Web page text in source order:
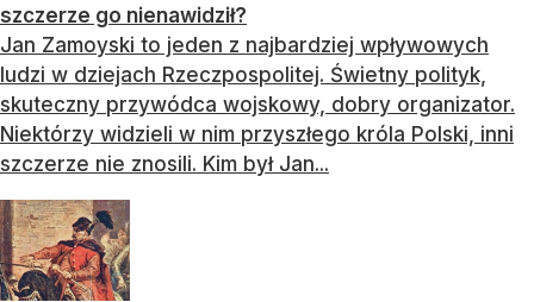
szczerze go nienawidził?
Jan Zamoyski to jeden z najbardziej wpływowych
ludzi w dziejach Rzeczpospolitej. Świetny polityk,
skuteczny przywódca wojskowy, dobry organizator.
Niektórzy widzieli w nim przyszłego króla Polski, inni
szczerze nie znosili. Kim był Jan...